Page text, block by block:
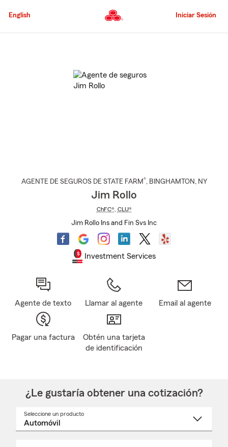
al
principal
English Iniciar Sesión
AGENTE DE SEGUROS DE STATE FARM®, BINGHAMTON , NY
Jim Rollo
ChFC®, CLU®
Jim Rollo Ins and Fin Svs Inc
Investment Services
Agente de texto Llamar al agente Email al agente
Pagar una factura
Obtén una tarjeta
de identificación
¿Le gustaría obtener una cotización?
Seleccione un producto